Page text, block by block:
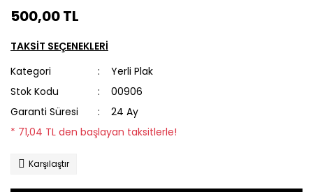
500,00 TL
TAKSİT SEÇENEKLERİ
Kategori
Yerli Plak
Stok Kodu
00906
Garanti Süresi
24 Ay
* 71,04 TL den başlayan taksitlerle!
Karşılaştır